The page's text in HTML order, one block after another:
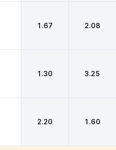
1.67 2.08
1.30 3.25
2.20 1.60